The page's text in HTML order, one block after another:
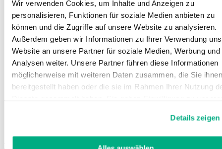
Wir verwenden Cookies, um Inhalte und Anzeigen zu
personalisieren, Funktionen für soziale Medien anbieten zu
können und die Zugriffe auf unsere Website zu analysieren.
Außerdem geben wir Informationen zu Ihrer Verwendung
Website an unsere Partner für soziale Medien, Werbung und
Analysen weiter. Unsere Partner führen diese Informationen
möglicherweise mit weiteren Daten zusammen, die Sie ihnen
bereitgestellt haben oder die sie im Rahmen Ihrer Nutzung
unsererDatenschutzerklärungundImpressum.
Details zeigen
Pozostała część przypadków to pacjenci z pierwotnym obrzękiem